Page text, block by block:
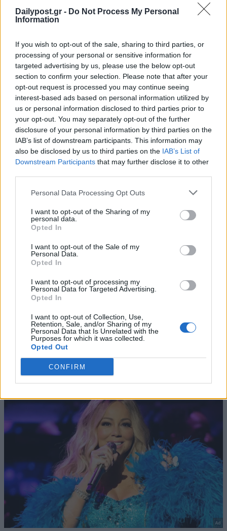
Dailypost.gr - Do Not Process My Personal
Information
If you wish to opt-out of the sale, sharing to third parties, or
processing of your personal or sensitive information for
targeted advertising by us, please use the below opt-out
section to confirm your selection. Please note that after your
opt-out request is processed you may continue seeing
interest-based ads based on personal information utilized by
us or personal information disclosed to third parties prior to
your opt-out. You may separately opt-out of the further
disclosure of your personal information by third parties on the
IAB’s list of downstream participants. This information may
also be disclosed by us to third parties on the IAB’s List of
Downstream Participants that may further disclose it to other
Personal Data Processing Opt Outs
I want to opt-out of the Sharing of my
personal data.
Opted In
I want to opt-out of the Sale of my
Personal Data.
Opted In
I want to opt-out of processing my
Personal Data for Targeted Advertising.
Opted In
I want to opt-out of Collection, Use,
Retention, Sale, and/or Sharing of my
Personal Data that Is Unrelated with the
Purposes for which it was collected.
Opted Out
CONFIRM